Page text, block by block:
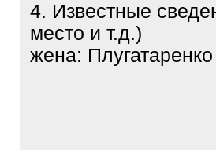
4. Известные
место и т.д.)
жена: